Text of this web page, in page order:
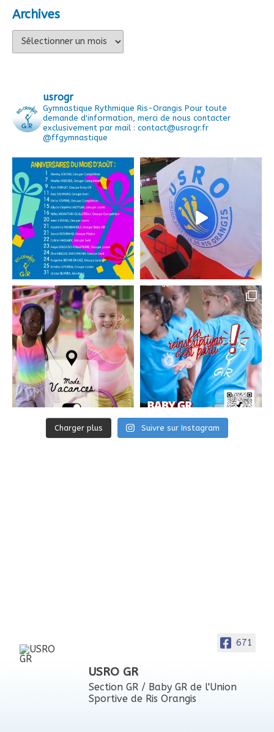
Archives
Archives
usrogr
Gymnastique Rythmique Ris-Orangis Pour toute
demande d'information, merci de nous contacter
exclusivement par mail : contact@usrogr.fr
@ffgymnastique
Charger plus Suivre sur Instagram
671
USRO GR
Section GR / Baby GR de l'Union
Sportive de Ris Orangis